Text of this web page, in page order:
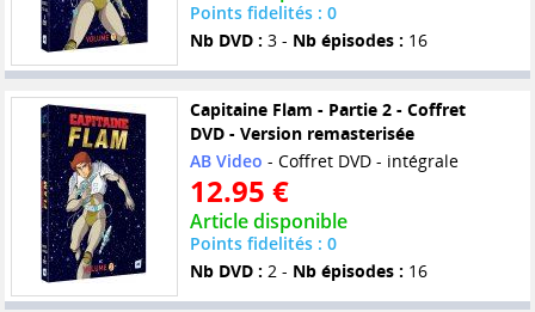
Points fidelités : 0
Nb DVD : 3 - Nb épisodes : 16
Capitaine Flam - Partie 2 - Coffret
DVD - Version remasterisée
AB Video - Coffret DVD - intégrale
12.95 €
Article disponible
Points fidelités : 0
Nb DVD : 2 - Nb épisodes : 16